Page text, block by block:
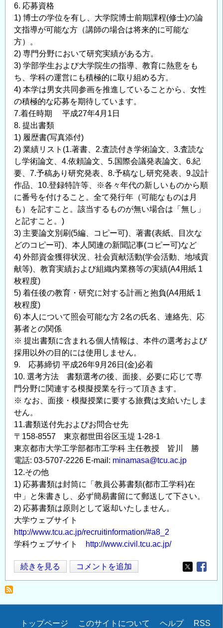
エ
ン
ス
の
6. 応募資格
1) 博士の学位を有し、大学院博士前期課程(修士)の論
文指導が可能な方（講師の場合は将来的に可能な
方）。
2) 専門分野において研究実績がある方。
3) 学部学生および大学院生の指導、教育に熱意をも
ち、学科の運営にも積極的に取り組める方。
4) 本学は男女共同参画を推進していることから、女性
の積極的な応募を期待しています。
7.着任時期 平成27年4月1日
8. 提出書類
1) 履歴書(写真添付)
2) 業績リスト(1.著書、2.査読付き学術論文、3.査読な
し学術論文、4.依頼論文、5.国際会議発表論文、6.紀
要、7.予稿あり研究発表、8.予稿なし研究発表、9.設計
作品、10.登録特許等、※各々年代の新しいものから順
に番号を付けること。全て発行年（可能なものは月
も）を記すこと。該当するものが無い場合は「無し」
と記すこと。)
3) 主要論文別刷(5編、コピー可)、著書(表紙、目次な
どのコピー可)、本人関連の新聞記事(コピー可)など
4) 外部資金獲得状況、社会貢献活動(学会活動、地域貢
献等)、教育実績および組織内業務等の実績(A4用紙 1
枚程度)
5) 着任後の教育・研究に対する計画と抱負(A4用紙 1
枚程度)
6) 本人について照会可能な方 2名の氏名、連絡先、応
募者との関係
※ 提出書類に含まれる個人情報は、本件の選考および
採用以外の目的には使用しません。
9. 応募締切 平成26年9月26日(金)必着
10. 選考方法 書類選考の後、面接、必要に応じて専
門分野に関連する模擬授業を行って頂きます。
※ なお、面接・模擬授業に要する旅費は支給いたしま
せん。
11.書類送付先およびお問合せ先
〒158-8557 東京都世田谷区玉堤 1-28-1
東京都市大学工学部都市工学科 主任教授 皆川 勝
電話: 03-5707-2226 E-mail: minamasa@tcu.ac.jp
12.その他
1) 応募書類は封筒に「教員公募書類(都市工学科)在
中」と朱書きし、必ず簡易書留にて郵送して下さい。
2) 応募書類は原則として返却いたしません。
大学ウェブサイト
http://www.tcu.ac.jp/recruitinformation/#a8_2
学科ウェブサイト
http://www.civil.tcu.ac.jp/
東
京
市
続きを見る コメントを追加
Opens in
Secondary
トップページ このサイトについて ヘルプ RSS